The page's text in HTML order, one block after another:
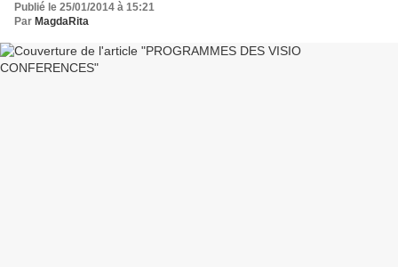
Publié le 25/01/2014 à 15:21
Par MagdaRita